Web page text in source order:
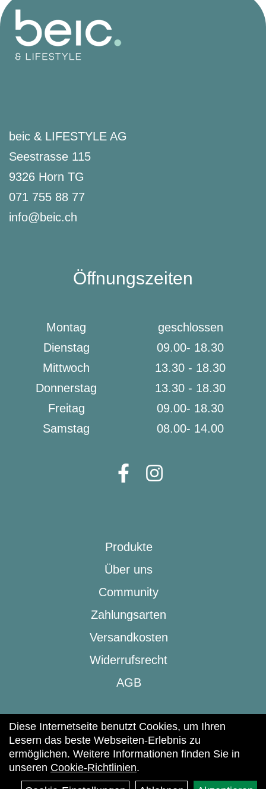
beic & LIFESTYLE AG
Seestrasse 115
9326 Horn TG
071 755 88 77
info@beic.ch
Öffnungszeiten
Montag
geschlossen
Dienstag
09.00- 18.30
Mittwoch
13.30 - 18.30
Donnerstag
13.30 - 18.30
Freitag
09.00- 18.30
Samstag
08.00- 14.00
Produkte
Über uns
Community
Zahlungsarten
Versandkosten
Widerrufsrecht
AGB
(c) 2025 | beic & Lifestyle
Impressum
Diese Internetseite benutzt Cookies, um Ihren
Lesern das beste Webseiten-Erlebnis zu
ermöglichen. Weitere Informationen finden Sie in
unseren Cookie-Richtlinien.